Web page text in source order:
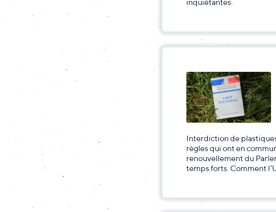
inquiétantes.
Interdiction de
règles qui ont en
renouvellement du
temps forts. Comment